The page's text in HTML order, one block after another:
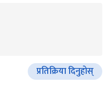
प्रतिक्रिया दिनुहोस्